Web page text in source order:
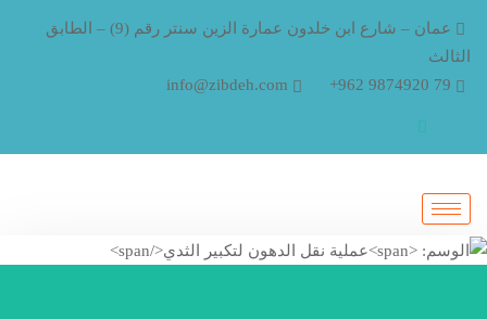
عمان – شارع ابن خلدون عمارة الزين سنتر رقم (9) – الطابق
الثالث